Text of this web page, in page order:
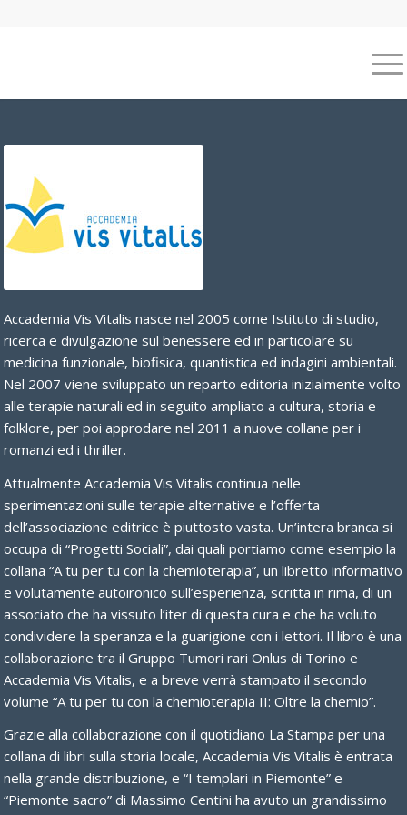
Accademia Vis Vitalis nasce nel 2005 come Istituto di studio,
ricerca e divulgazione sul benessere ed in particolare su
medicina funzionale, biofisica, quantistica ed indagini ambientali.
Nel 2007 viene sviluppato un reparto editoria inizialmente volto
alle terapie naturali ed in seguito ampliato a cultura, storia e
folklore, per poi approdare nel 2011 a nuove collane per i
romanzi ed i thriller.
Attualmente Accademia Vis Vitalis continua nelle
sperimentazioni sulle terapie alternative e l’offerta
dell’associazione editrice è piuttosto vasta. Un’intera branca si
occupa di “Progetti Sociali”, dai quali portiamo come esempio la
collana “A tu per tu con la chemioterapia”, un libretto informativo
e volutamente autoironico sull’esperienza, scritta in rima, di un
associato che ha vissuto l’iter di questa cura e che ha voluto
condividere la speranza e la guarigione con i lettori. Il libro è una
collaborazione tra il Gruppo Tumori rari Onlus di Torino e
Accademia Vis Vitalis, e a breve verrà stampato il secondo
volume “A tu per tu con la chemioterapia II: Oltre la chemio”.
Grazie alla collaborazione con il quotidiano La Stampa per una
collana di libri sulla storia locale, Accademia Vis Vitalis è entrata
nella grande distribuzione, e “I templari in Piemonte” e
“Piemonte sacro” di Massimo Centini ha avuto un grandissimo